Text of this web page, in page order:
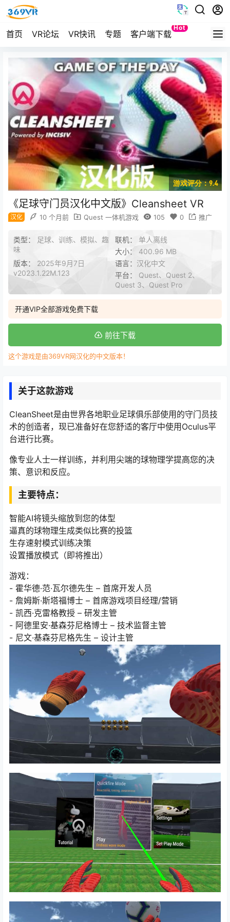
首页 VR论坛 VR快讯 专题 客户端下载
Hot
Quest
游戏评分：9.4
《足球守门员汉化中文版》Cleansheet VR
汉化 10 个月前 Quest 一体机游戏 105 0 推广
类型：
足球、训练、模拟、趣
味
联机： 单人离线
大小： 400.96 MB
版本： 2025年9月7日
v2023.1.22M.123
语言： 汉化中文
平台： Quest、Quest 2、
Quest 3、Quest Pro
开通VIP全部游戏免费下载
前往下载
这个游戏是由369VR网汉化的中文版本！
关于这款游戏
CleanSheet是由世界各地职业足球俱乐部使用的守门员技
术的创造者，现已准备好在您舒适的客厅中使用Oculus平
台进行比赛。
像专业人士一样训练，并利用尖端的球物理学提高您的决
策、意识和反应。
主要特点：
智能AI将镜头缩放到您的体型
逼真的球物理生成类似比赛的投篮
生存速射模式训练决策
设置播放模式（即将推出）
游戏：
- 霍华德·范·瓦尔德先生 – 首席开发人员
- 詹姆斯·斯塔福博士 – 首席游戏项目经理/营销
- 凯西·克雷格教授 – 研发主管
- 阿德里安·基森芬尼格博士 – 技术监督主管
- 尼文·基森芬尼格先生 – 设计主管